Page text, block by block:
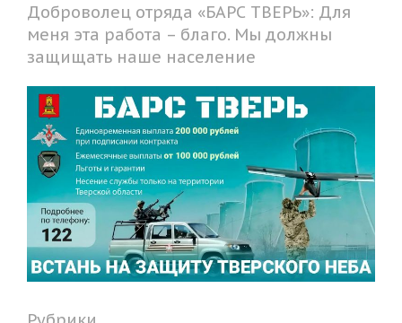
Доброволец отряда «БАРС ТВЕРЬ»: Для
меня эта работа – благо. Мы должны
защищать наше население